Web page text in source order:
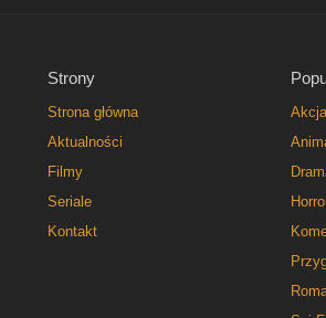
Strony
Strona główna
Aktualności
Filmy
Seriale
Kontakt
Akcja